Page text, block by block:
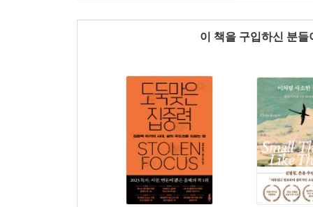
이 책을 구입하신 분